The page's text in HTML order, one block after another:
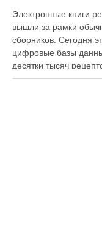
Электронные книги
вышли за рамки
сборников. Сегодня
цифровые базы
десятки тысяч
стран мира, с